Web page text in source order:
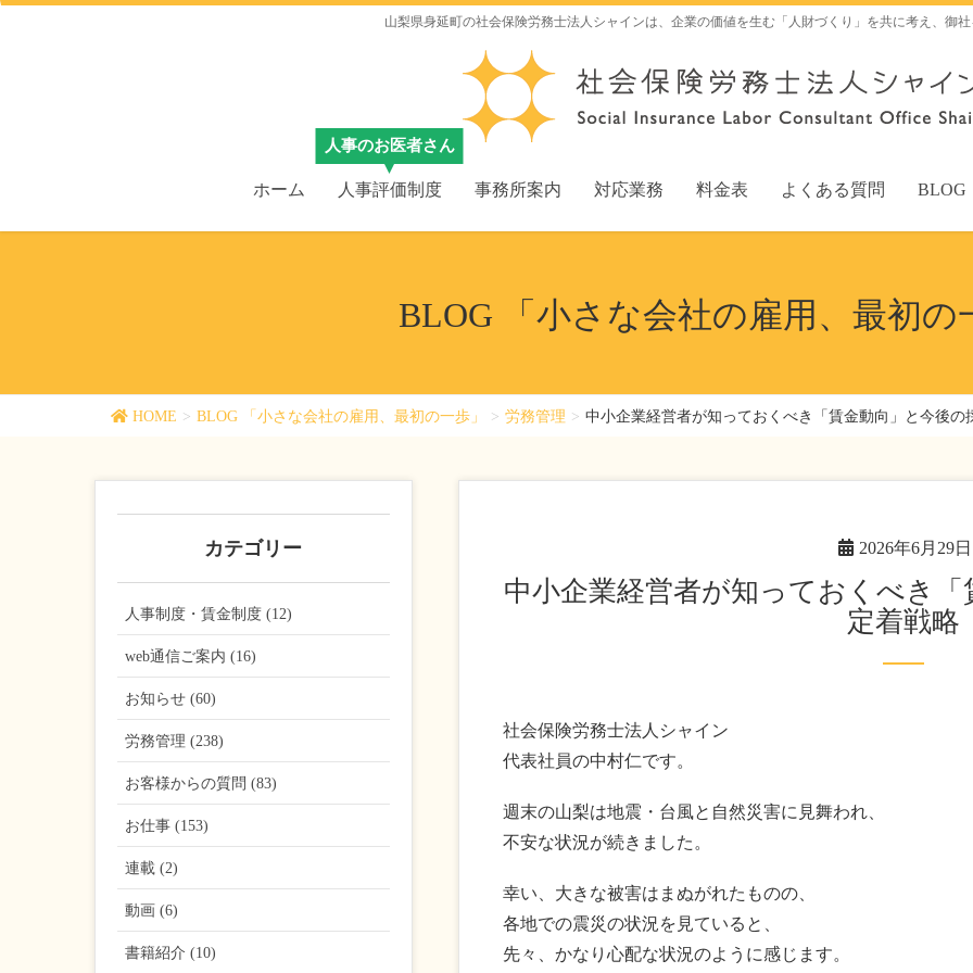
山梨県身延町の社会保険労務士法人シャインは、企業の価値を生む「人財づくり」を共に考え、御
ホーム 人事評価制度 事務所案内 対応業務 料金表 よくある質問 BLOG
BLOG 「小さな会社の雇用、最初の
HOME BLOG 「小さな会社の雇用、最初の一歩」 労務管理 中小企業経営者が知っておくべき「賃金動向」と今後の
2026年6月29日
中小企業経営者が知っておくべき「賃金動向」と今後の採用・
定着戦略
社会保険労務士法人シャイン
代表社員の中村仁です。
週末の山梨は地震・台風と自然災害に見舞われ、
不安な状況が続きました。
幸い、大きな被害はまぬがれたものの、
各地での震災の状況を見ていると、
先々、かなり心配な状況のように感じます。
カテゴリー
人事制度・賃金制度 (12)
web通信ご案内 (16)
お知らせ (60)
労務管理 (238)
お客様からの質問 (83)
お仕事 (153)
連載 (2)
動画 (6)
書籍紹介 (10)